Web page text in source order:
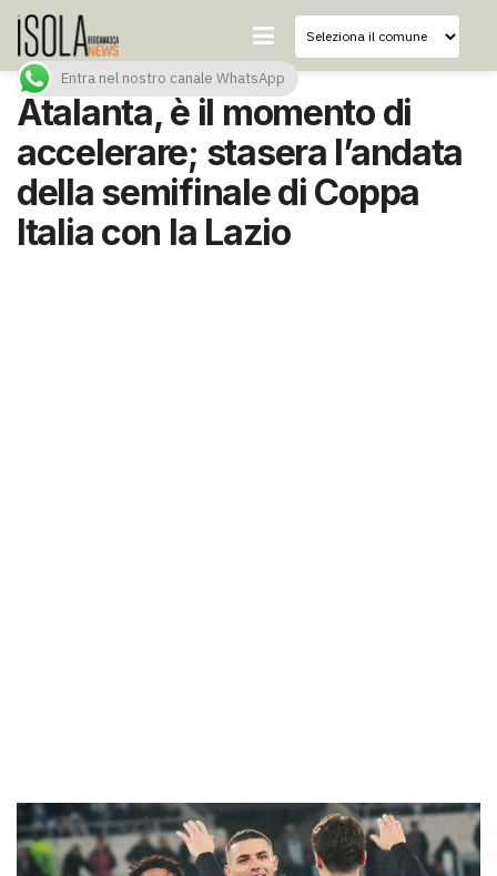
Atalanta, è il momento di
accelerare; stasera l’andata
della semifinale di Coppa
Italia con la Lazio
Entra nel nostro canale WhatsApp